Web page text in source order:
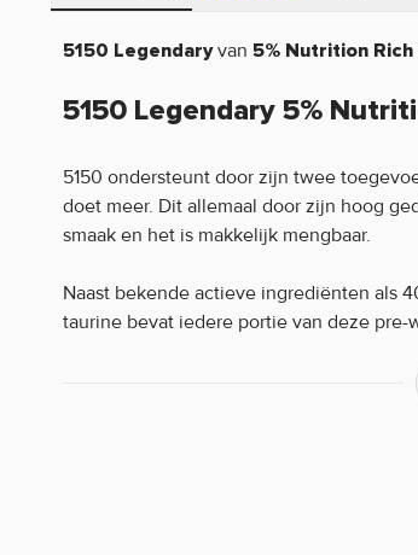
5150 Legendaryvan5% Nutrition Rich
5150 Legendary 5%
5150 ondersteunt door zijn twee
doet meer. Dit allemaal door zijn hoog
smaak en het is makkelijk mengbaar.
Naast bekende actieve ingrediënten als
taurine bevat iedere portie van deze
Ga jij ook voor het maximale? Probeer